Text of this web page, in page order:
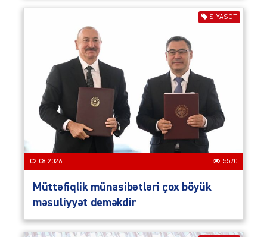
SIYASƏT
02.08.2026 5570
Müttəfiqlik münasibətləri çox böyük
məsuliyyət deməkdir